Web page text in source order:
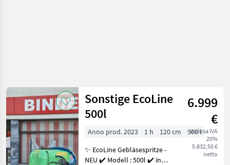
Sonstige EcoLine
500l
6.999
€
inclusa IVA
20%
5.832,50 €
netto
Anno prod. 2023 1 h 120 cm
500 l
✨ EcoLine Gebläsespritze -
NEU ✔️ Modell : 500l ✔️ in